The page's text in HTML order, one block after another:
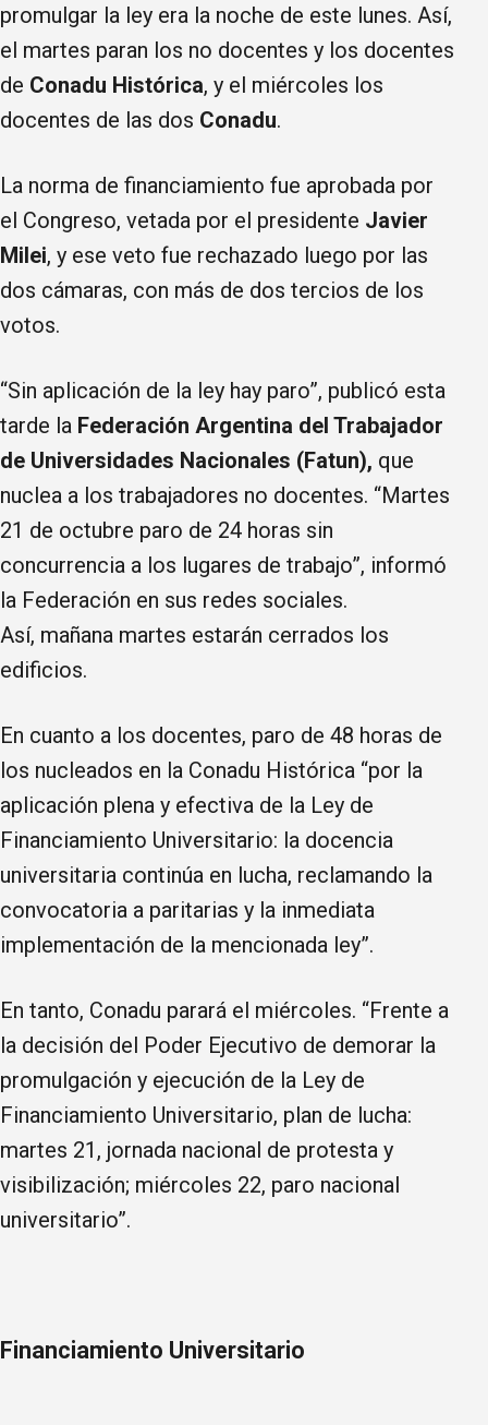
promulgar la ley era la noche de este lunes. Así,
el martes paran los no docentes y los docentes
de Conadu Histórica, y el miércoles los
docentes de las dos Conadu.
La norma de financiamiento fue aprobada por
el Congreso, vetada por el presidente Javier
Milei, y ese veto fue rechazado luego por las
dos cámaras, con más de dos tercios de los
votos.
“Sin aplicación de la ley hay paro”, publicó esta
tarde la Federación Argentina del Trabajador
de Universidades Nacionales (Fatun), que
nuclea a los trabajadores no docentes. “Martes
21 de octubre paro de 24 horas sin
concurrencia a los lugares de trabajo”, informó
la Federación en sus redes sociales.
Así, mañana martes estarán cerrados los
edificios.
En cuanto a los docentes, paro de 48 horas de
los nucleados en la Conadu Histórica “por la
aplicación plena y efectiva de la Ley de
Financiamiento Universitario: la docencia
universitaria continúa en lucha, reclamando la
convocatoria a paritarias y la inmediata
implementación de la mencionada ley”.
En tanto, Conadu parará el miércoles. “Frente a
la decisión del Poder Ejecutivo de demorar la
promulgación y ejecución de la Ley de
Financiamiento Universitario, plan de lucha:
martes 21, jornada nacional de protesta y
visibilización; miércoles 22, paro nacional
universitario”.
Financiamiento Universitario